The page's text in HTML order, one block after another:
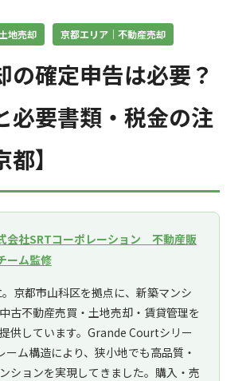
地売却 京都エリア｜不動産売却
の確定申告は必要？
必要書類・税金の注
】
会社SRTコーポレーション 不動産販
ーム監修
京都市山科区を拠点に、新築マンシ
古不動産売買・土地売却・賃貸管理を
供しています。Grande Courtシリー
ーム構造により、狭小地でも高品質・
ションを実現してきました。購入・売